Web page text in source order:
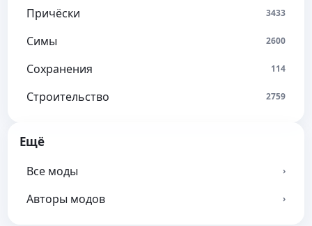
Причёски 3433
Симы 2600
Сохранения 114
Строительство 2759
Ещё
Все моды ›
Авторы модов ›